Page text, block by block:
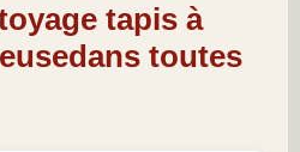
tapis à
toutes